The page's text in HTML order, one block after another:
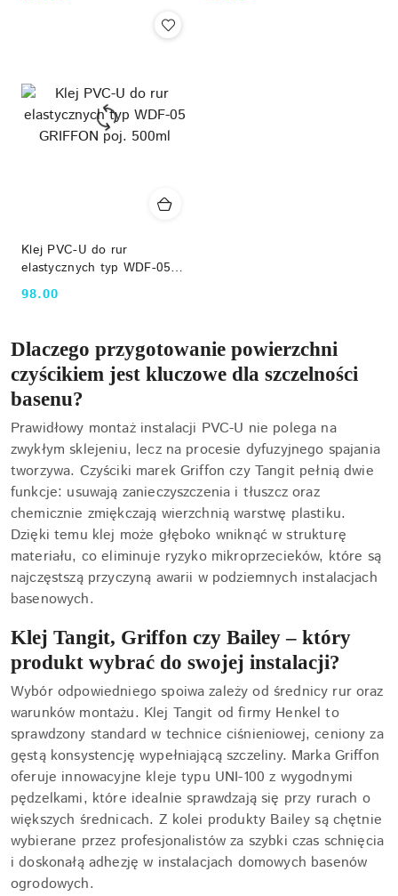
Klej PVC-U do rur
elastycznych typ WDF-05
GRIFFON poj. 500ml
Cena:
98.00
Dlaczego przygotowanie powierzchni
czyścikiem jest kluczowe dla szczelności
basenu?
Prawidłowy montaż instalacji PVC-U nie polega na
zwykłym sklejeniu, lecz na procesie dyfuzyjnego spajania
tworzywa. Czyściki marek Griffon czy Tangit pełnią dwie
funkcje: usuwają zanieczyszczenia i tłuszcz oraz
chemicznie zmiękczają wierzchnią warstwę plastiku.
Dzięki temu klej może głęboko wniknąć w strukturę
materiału, co eliminuje ryzyko mikroprzecieków, które są
najczęstszą przyczyną awarii w podziemnych instalacjach
basenowych.
Klej Tangit, Griffon czy Bailey – który
produkt wybrać do swojej instalacji?
Wybór odpowiedniego spoiwa zależy od średnicy rur oraz
warunków montażu. Klej Tangit od firmy Henkel to
sprawdzony standard w technice ciśnieniowej, ceniony za
gęstą konsystencję wypełniającą szczeliny. Marka Griffon
oferuje innowacyjne kleje typu UNI-100 z wygodnymi
pędzelkami, które idealnie sprawdzają się przy rurach o
większych średnicach. Z kolei produkty Bailey są chętnie
wybierane przez profesjonalistów za szybki czas schnięcia
i doskonałą adhezję w instalacjach domowych basenów
ogrodowych.